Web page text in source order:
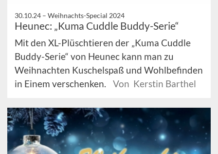
30.10.24 – Weihnachts-Special 2024
Heunec: „Kuma Cuddle Buddy-Serie“
Mit den XL-Plüschtieren der „Kuma Cuddle
Buddy-Serie“ von Heunec kann man zu
Weihnachten Kuschelspaß und Wohlbefinden
in Einem verschenken.
Von Kerstin Barthel